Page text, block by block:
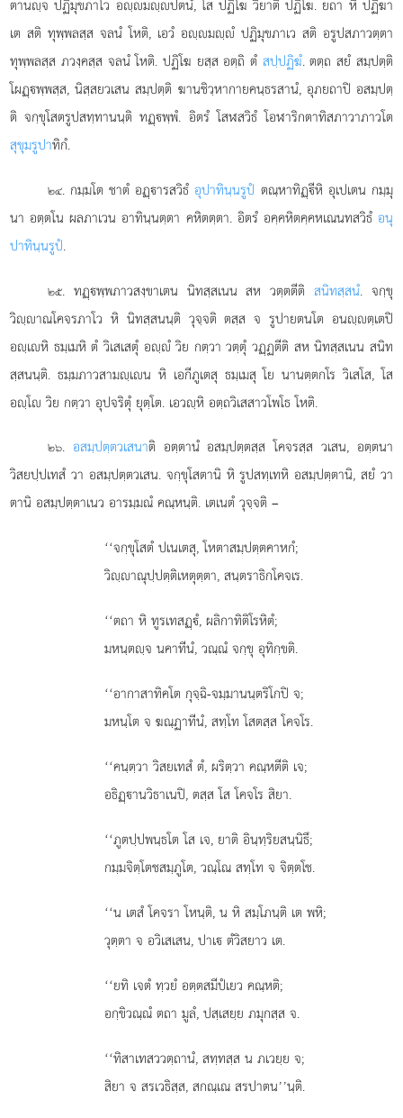
ตานฺจ ปฏิมุขภาโว อฺมฺปตนํ, โส ปฏิโฆ วิยาติ ปฏิโฆ. ยถา หิ ปฏิฆา
เต สติ ทุพฺพลสฺส จลนํ โหติ, เอวํ อฺมฺํ ปฏิมุขภาเว สติ อรูปสภาวตฺตา
ทุพฺพลสฺส ภวงฺคสฺส จลนํ โหติ. ปฏิโฆ ยสฺส อตฺถิ ตํ สปฺปฏิฆํ. ตตฺถ สยํ สมฺปตฺติ
โผฏฺพฺพสฺส, นิสฺสยวเสน สมฺปตฺติ ฆานชิวฺหากายคนฺธรสานํ, อุภยถาปิ อสมฺปตฺ
ติ จกฺขุโสตรูปสทฺทานนฺติ ทฏฺพฺพํ. อิตรํ โสฬสวิธํ โอฬาริกตาทิสภาวาภาวโต
สุขุมรูปาทิกํ.
๒๔. กมฺมโตชาตํ อฏฺารสวิธํอุปาทินฺนรูปํ ตณฺหาทิฏฺีหิ อุเปเตน กมฺมุ
นา อตฺตโน ผลภาเวน อาทินฺนตฺตา คหิตตฺตา. อิตรํ อคฺคหิตคฺคหเณนทสวิธํ อนุ
ปาทินฺนรูปํ.
๒๕. ทฏฺพฺพภาวสงฺขาเตน นิทสฺสเนน สห วตฺตตีติสนิทสฺสนํ. จกฺขุ
วิฺาณโคจรภาโว หิ นิทสฺสนนฺติ วุจฺจติ ตสฺส จ รูปายตนโต อนฺตฺเตปิ
อฺเหิ ธมฺเมหิ ตํ วิเสเสตุํ อฺํ วิย กตฺวา วตฺตุํ วฏฺฏตีติ สห นิทสฺสเนน สนิท
สฺสนนฺติ. ธมฺมภาวสามฺเน หิ เอกีภูเตสุ ธมฺเมสุ โย นานตฺตกโร วิเสโส, โส
อฺโ วิย กตฺวา อุปจริตุํ ยุตฺโต. เอวฺหิ อตฺถวิเสสาวโพโธ โหติ.
๒๖. อสมฺปตฺตวเสนาติ อตฺตานํ อสมฺปตฺตสฺส โคจรสฺส วเสน, อตฺตนา
วิสยปฺปเทสํ วา อสมฺปตฺตวเสน. จกฺขุโสตานิ หิ รูปสทฺเทหิ อสมฺปตฺตานิ, สยํ วา
ตานิ อสมฺปตฺตาเนว อารมฺมณํ คณฺหนฺติ. เตเนตํ วุจฺจติ –
‘‘จกฺขุโสตํ ปเนเตสุ, โหตาสมฺปตฺตคาหกํ;
วิฺาณุปฺปตฺติเหตุตฺตา, สนฺตราธิกโคจเร.
‘‘ตถา หิ ทูรเทสฏฺํ, ผลิกาทิติโรหิตํ;
มหนฺตฺจ นคาทีนํ, วณฺณํ จกฺขุ อุทิกฺขติ.
‘‘อากาสาทิคโต กุจฺฉิ-จมฺมานนฺตริโกปิ จ;
มหนฺโต จ ฆณฺฏาทีนํ, สทฺโท โสตสฺส โคจโร.
‘‘คนฺตฺวา วิสยเทสํ ตํ, ผริตฺวา คณฺหตีติ เจ;
อธิฏฺานวิธาเนปิ, ตสฺส โส โคจโร สิยา.
‘‘ภูตปฺปพนฺธโต โส เจ, ยาติ อินฺทฺริยสนฺนิธึ;
กมฺมจิตฺโตชสมฺภูโต, วณฺโณ สทฺโท จ จิตฺตโช.
‘‘น เตสํ โคจรา โหนฺติ, น หิ สมฺโภนฺติ เต พหิ;
วุตฺตา จ อวิเสเสน, ปาเ ตํวิสยาว เต.
‘‘ยทิ เจตํ ทฺวยํ อตฺตสมีปํเยว คณฺหติ;
อกฺขิวณฺณํ ตถา มูลํ, ปสฺเสยฺย ภมุกสฺส จ.
‘‘ทิสาเทสววตฺถานํ, สทฺทสฺส น ภเวยฺย จ;
สิยา จ สรเวธิสฺส, สกณฺเณ สรปาตน’’นฺติ.